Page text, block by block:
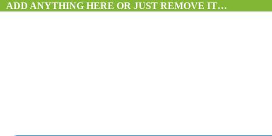
ADD ANYTHING HERE OR JUST REMOVE IT…